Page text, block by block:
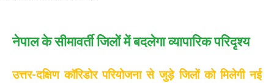
नेपाल के सीमावर्ती जिलों में बदलेगा व्यापारिक परिदृश्य
उत्तर-दक्षिण कॉरिडोर परियोजना से जुड़े जिलों को मिलेगी नई